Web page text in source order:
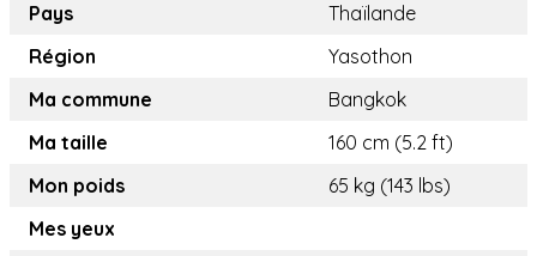
Pays
Thaïlande
Région
Yasothon
Ma commune
Bangkok
Ma taille
160 cm (5.2 ft)
Mon poids
65 kg (143 lbs)
Mes yeux